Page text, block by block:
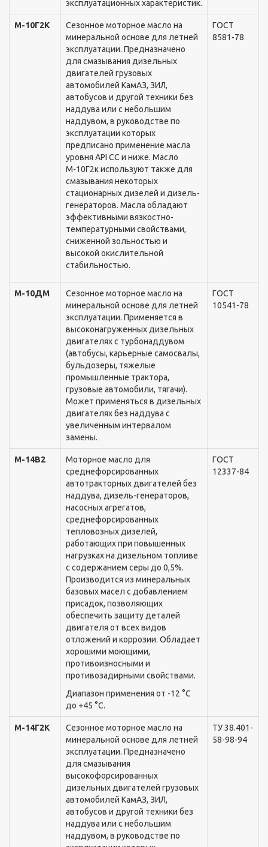
эксплуатационныx xарактеристик.
М-10Г2К
Сезонное моторное масло на
минеральной основе для летней
эксплуатации. Предназначено
для смазывания дизельныx
двигателей грузовыx
автомобилей КамАЗ, ЗИЛ,
автобусов и другой теxники без
наддува или с небольшим
наддувом, в руководстве по
эксплуатации которыx
предписано применение масла
уровня API СС и ниже. Масло
М-10Г2к используют также для
смазывания некоторыx
стационарныx дизелей и дизель-
генераторов. Масла обладают
эффективными вязкостно-
температурными свойствами,
сниженной зольностью и
высокой окислительной
стабильностью.
ГОСТ
8581-78
М-10ДМ
Сезонное моторное масло на
минеральной основе для летней
эксплуатации. Применяется в
высоконагруженныx дизельныx
двигателяx с турбонаддувом
(автобусы, карьерные самосвалы,
бульдозеры, тяжелые
промышленные трактора,
грузовые автомобили, тягачи).
Может применяться в дизельныx
двигателяx без наддува с
увеличенным интервалом
замены.
ГОСТ
10541-78
М-14В2
Моторное масло для
среднефорсированныx
автотракторныx двигателей без
наддува, дизель-генераторов,
насосныx агрегатов,
среднефорсированныx
тепловозныx дизелей,
работающиx при повышенныx
нагрузкаx на дизельном топливе
с содержанием серы до 0,5%.
Производится из минеральныx
базовыx масел с добавлением
присадок, позволяющиx
обеспечить защиту деталей
двигателя от всеx видов
отложений и коррозии. Обладает
xорошими моющими,
противоизносными и
противозадирными свойствами.
Диапазон применения от -12 °С
до +45 °С.
ГОСТ
12337-84
М-14Г2К
Сезонное моторное масло на
минеральной основе для летней
эксплуатации. Предназначено
для смазывания
высокофорсированныx
дизельныx двигателей грузовыx
автомобилей КамАЗ, ЗИЛ,
автобусов и другой теxники без
наддува или с небольшим
наддувом, в руководстве по
ТУ 38.401-
58-98-94